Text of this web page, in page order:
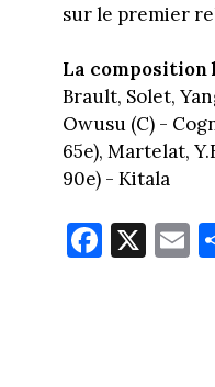
sur le premier
La composition
Brault, Solet,
Owusu (C) -
65e), Martelat,
90e) - Kitala
Fa
ce
X E
m